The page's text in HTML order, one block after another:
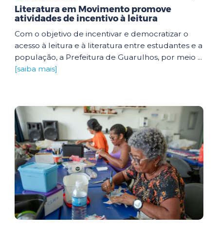
Literatura em Movimento promove
atividades de incentivo à leitura
Com o objetivo de incentivar e democratizar o
acesso à leitura e à literatura entre estudantes e a
população, a Prefeitura de Guarulhos, por meio ...
[saiba mais]